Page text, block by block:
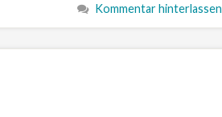
Kommentar hinterlassen